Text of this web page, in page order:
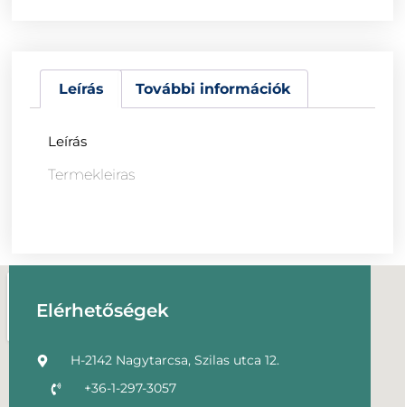
Leírás További információk
Leírás
Termekleiras
Elérhetőségek
H-2142 Nagytarcsa, Szilas utca 12.
+36-1-297-3057